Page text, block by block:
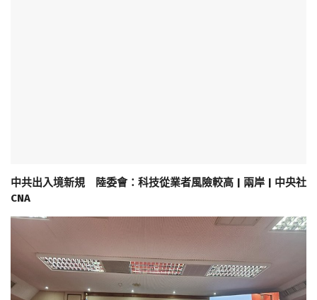
中共出入境新規 陸委會：科技從業者風險較高 | 兩岸 | 中央社
CNA